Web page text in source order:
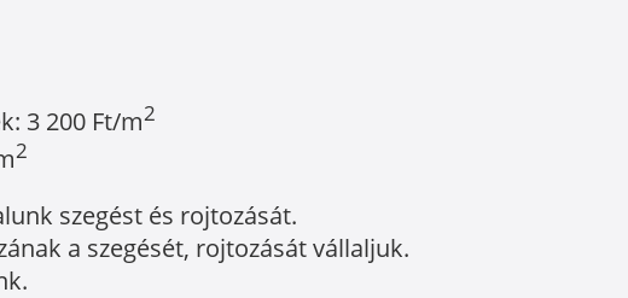
3 200 Ft/m2
2
szegést és rojtozását.
a szegését, rojtozását vállaljuk.